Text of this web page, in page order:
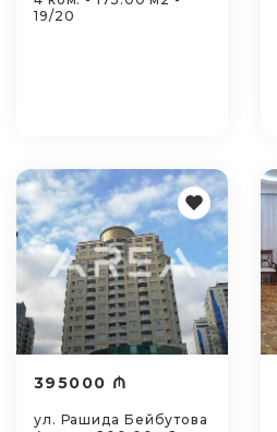
19/20
395000 ₼
ул. Рашида Бейбутова